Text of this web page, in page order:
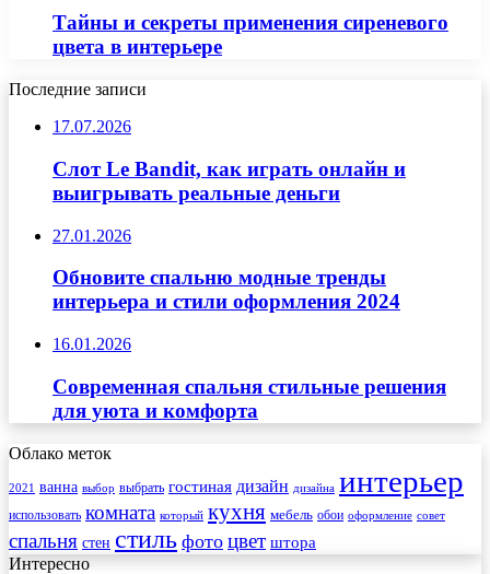
Тайны и секреты применения сиреневого
цвета в интерьере
Последние записи
17.07.2026
Слот Le Bandit, как играть онлайн и
выигрывать реальные деньги
27.01.2026
Обновите спальню модные тренды
интерьера и стили оформления 2024
16.01.2026
Современная спальня стильные решения
для уюта и комфорта
Облако меток
2021 ванна выбор выбрать гостиная дизайн дизайна интерьер
использовать комната который кухня мебель обои оформление совет
спальня стен стиль фото цвет штора
Интересно